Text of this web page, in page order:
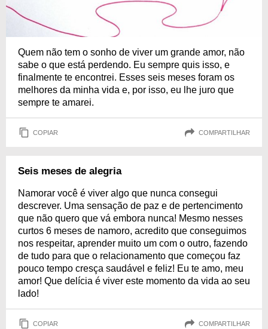
Quem não tem o sonho de viver um grande amor, não
sabe o que está perdendo. Eu sempre quis isso, e
finalmente te encontrei. Esses seis meses foram os
melhores da minha vida e, por isso, eu lhe juro que
sempre te amarei.
COPIAR COMPARTILHAR
Seis meses de alegria
Namorar você é viver algo que nunca consegui
descrever. Uma sensação de paz e de pertencimento
que não quero que vá embora nunca! Mesmo nesses
curtos 6 meses de namoro, acredito que conseguimos
nos respeitar, aprender muito um com o outro, fazendo
de tudo para que o relacionamento que começou faz
pouco tempo cresça saudável e feliz! Eu te amo, meu
amor! Que delícia é viver este momento da vida ao seu
lado!
COPIAR COMPARTILHAR